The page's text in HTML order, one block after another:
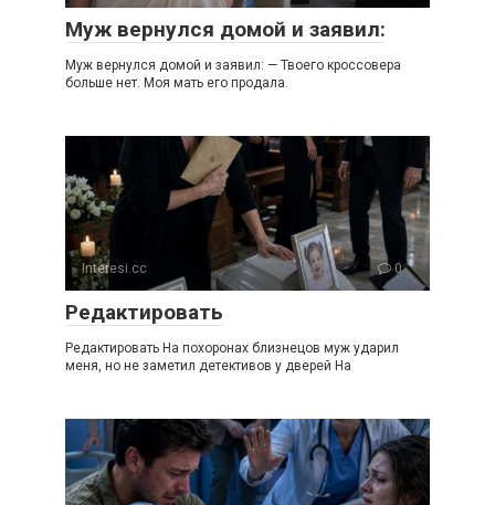
Муж вернулся домой и заявил:
Муж вернулся домой и заявил: — Твоего кроссовера
больше нет. Моя мать его продала.
Interesi.cc 0
Редактировать
Редактировать На похоронах близнецов муж ударил
меня, но не заметил детективов у дверей На